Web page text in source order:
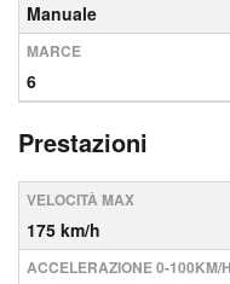
Manuale
MARCE
6
Prestazioni
VELOCITÀ MAX
175 km/h
ACCELERAZIONE 0-100KM/H